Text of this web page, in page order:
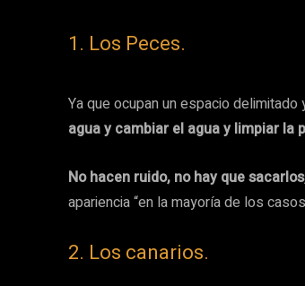
1. Los Peces.
Ya que ocupan un espacio delimitado
agua y cambiar el agua y limpiar la
No hacen ruido, no hay que
apariencia “en la mayoría de los
2. Los canarios.